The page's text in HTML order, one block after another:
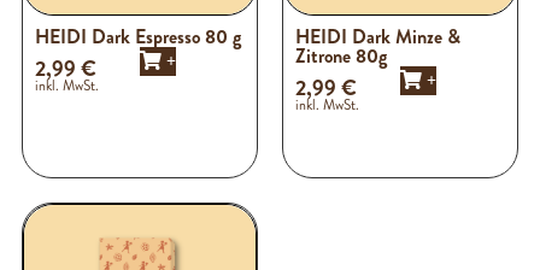
HEIDI Dark Espresso 80 g
+
2,99€
inkl. MwSt.
HEIDI Dark Minze &
Zitrone 80g
+
2,99€
inkl. MwSt.